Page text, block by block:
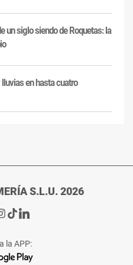
un siglo siendo de Roquetas: la
en hasta cuatro
S.L.U. 2026
Ir
de
La
Ir
de
La
Ir
de
La
la APP: